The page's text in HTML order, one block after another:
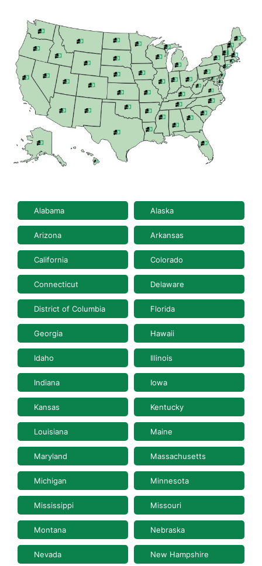
Alabama Alaska
Arizona Arkansas
California Colorado
Connecticut Delaware
District of Columbia Florida
Georgia Hawaii
Idaho Illinois
Indiana Iowa
Kansas Kentucky
Louisiana Maine
Maryland Massachusetts
Michigan Minnesota
Mississippi Missouri
Montana Nebraska
Nevada New Hampshire